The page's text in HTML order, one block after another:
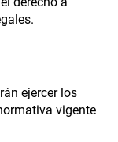
ejercer los
vigente